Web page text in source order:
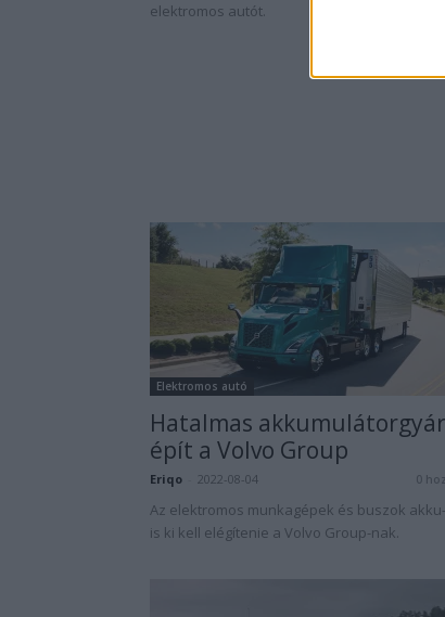
elektromos autót.
Elektromos autó
Hatalmas
épít a Volvo Group
Eriqo 2022-08-04 0
Az elektromos munkagépek és buszok
is ki kell elégítenie a Volvo Group-nak.